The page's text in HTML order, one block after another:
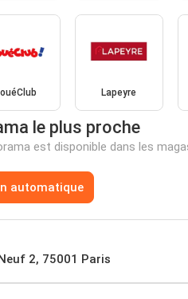
Lapeyre
le plus proche
est disponible dans les
automatique
2, 75001 Paris